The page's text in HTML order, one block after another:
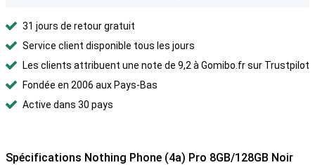
31 jours de retour gratuit
Service client disponible tous les jours
Les clients attribuent une note de 9,2 à Gomibo.fr sur Trustpilot
Fondée en 2006 aux Pays-Bas
Active dans 30 pays
Spécifications Nothing Phone (4a) Pro 8GB/128GB Noir